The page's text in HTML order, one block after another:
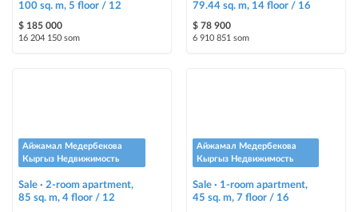
100 sq. m, 5 floor / 12
$ 185 000
16 204 150 som
79.44 sq. m, 14 floor / 16
$ 78 900
6 910 851 som
Айжамал Медербекова
Кыргыз Недвижимость
Sale · 2-room apartment,
85 sq. m, 4 floor / 12
Айжамал Медербекова
Кыргыз Недвижимость
Sale · 1-room apartment,
45 sq. m, 7 floor / 16